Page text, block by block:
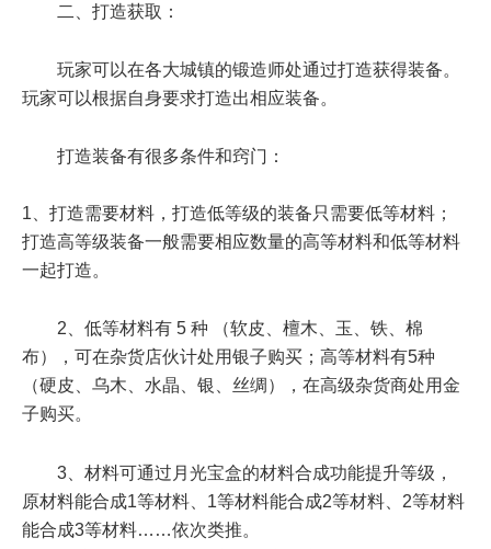
二、打造获取：
玩家可以在各大城镇的锻造师处通过打造获得装备。
玩家可以根据自身要求打造出相应装备。
打造装备有很多条件和窍门：
1、打造需要材料，打造低等级的装备只需要低等材料；
打造高等级装备一般需要相应数量的高等材料和低等材料
一起打造。
2、低等材料有 5 种 （软皮、檀木、玉、铁、棉
布），可在杂货店伙计处用银子购买；高等材料有5种
（硬皮、乌木、水晶、银、丝绸），在高级杂货商处用金
子购买。
3、材料可通过月光宝盒的材料合成功能提升等级，
原材料能合成1等材料、1等材料能合成2等材料、2等材料
能合成3等材料……依次类推。